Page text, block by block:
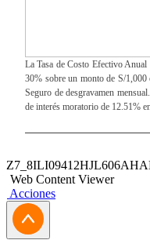
La Tasa de Costo Efectivo Anual
30% sobre un monto de S/1,000
Seguro de desgravamen
de interés moratorio de 12.51%
Web Content Viewer
Acciones